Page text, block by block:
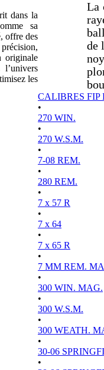
dans la
sa
offre des
originale
les
La
de
CALIBRES FIP
•
270 WIN.
•
270 W.S.M.
•
7-08 REM.
•
280 REM.
•
7 x 57 R
•
7 x 64
•
7 x 65 R
•
7 MM REM.
•
300 WIN. MAG.
•
300 W.S.M.
•
300 WEATH.
•
30-06
•